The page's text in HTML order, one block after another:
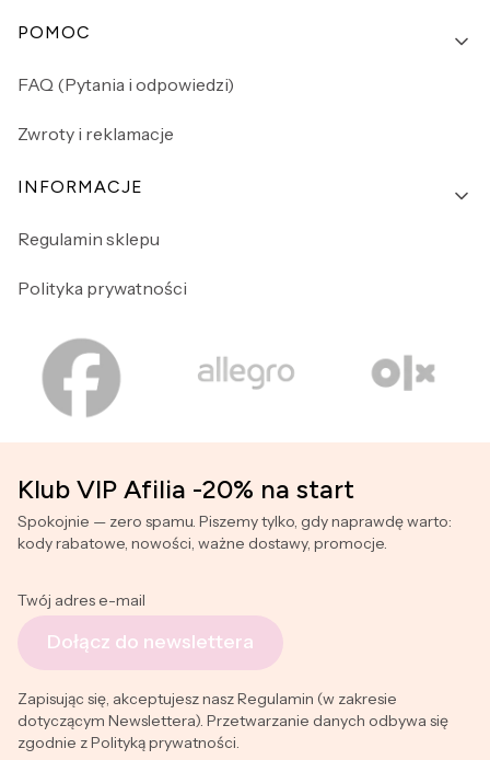
POMOC
FAQ (Pytania i odpowiedzi)
Zwroty i reklamacje
INFORMACJE
Regulamin sklepu
Polityka prywatności
Klub VIP Afilia -20% na start
Spokojnie — zero spamu. Piszemy tylko, gdy naprawdę warto:
kody rabatowe, nowości, ważne dostawy, promocje.
Twój adres e-mail
Dołącz do newslettera
Zapisując się, akceptujesz nasz Regulamin (w zakresie
dotyczącym Newslettera). Przetwarzanie danych odbywa się
zgodnie z Polityką prywatności.